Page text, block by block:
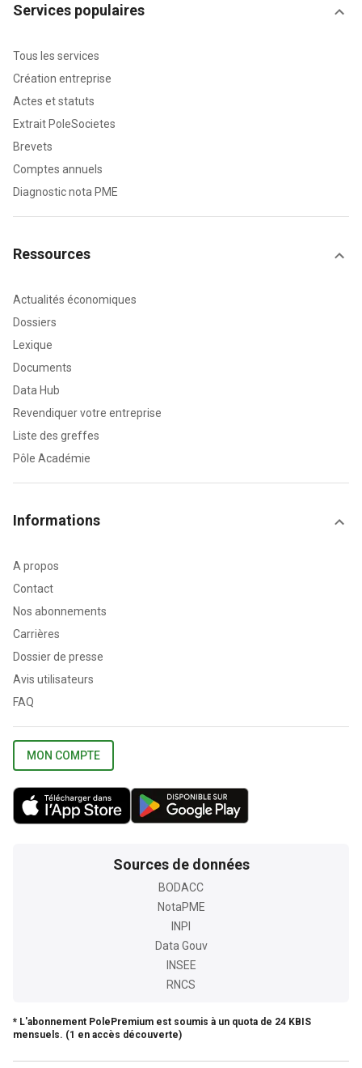
Services populaires
Tous les services
Création entreprise
Actes et statuts
Extrait PoleSocietes
Brevets
Comptes annuels
Diagnostic nota PME
Ressources
Actualités économiques
Dossiers
Lexique
Documents
Data Hub
Revendiquer votre entreprise
Liste des greffes
Pôle Académie
Informations
A propos
Contact
Nos abonnements
Carrières
Dossier de presse
Avis utilisateurs
FAQ
MON COMPTE
Sources de données
BODACC
NotaPME
INPI
Data Gouv
INSEE
RNCS
* L'abonnement PolePremium est soumis à un quota de 24 KBIS
mensuels. (1 en accès découverte)